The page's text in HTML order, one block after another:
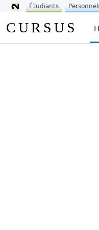
CURSUS
Étudiants